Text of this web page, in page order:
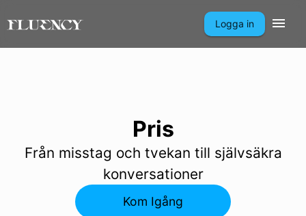
Logga in
Pris
Från misstag och tvekan till självsäkra
konversationer
Kom Igång